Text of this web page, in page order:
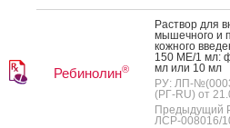
Ребинолин®
Рас­твор для
мышеч­но­го и
кожно­го
150 МЕ/1 мл:
мл или 10 мл
РУ: ЛП-
(РГ-RU) от
Предыдущий
ЛСР-008016/